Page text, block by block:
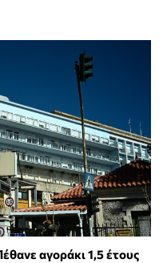
αγοράκι 1,5 έτους